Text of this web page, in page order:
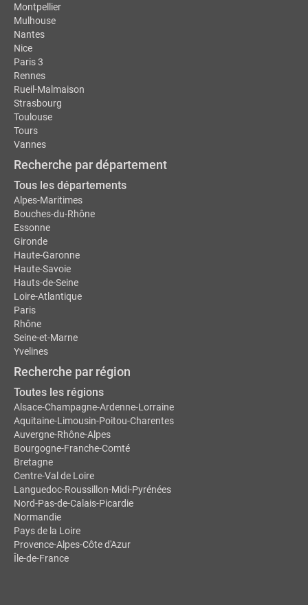
Montpellier
Mulhouse
Nantes
Nice
Paris 3
Rennes
Rueil-Malmaison
Strasbourg
Toulouse
Tours
Vannes
Recherche par département
Tous les départements
Alpes-Maritimes
Bouches-du-Rhône
Essonne
Gironde
Haute-Garonne
Haute-Savoie
Hauts-de-Seine
Loire-Atlantique
Paris
Rhône
Seine-et-Marne
Yvelines
Recherche par région
Toutes les régions
Alsace-Champagne-Ardenne-Lorraine
Aquitaine-Limousin-Poitou-Charentes
Auvergne-Rhône-Alpes
Bourgogne-Franche-Comté
Bretagne
Centre-Val de Loire
Languedoc-Roussillon-Midi-Pyrénées
Nord-Pas-de-Calais-Picardie
Normandie
Pays de la Loire
Provence-Alpes-Côte d'Azur
Île-de-France